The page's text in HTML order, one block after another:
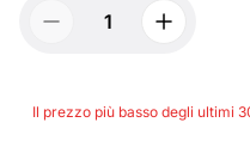
Il prezzo più basso degli ultimi